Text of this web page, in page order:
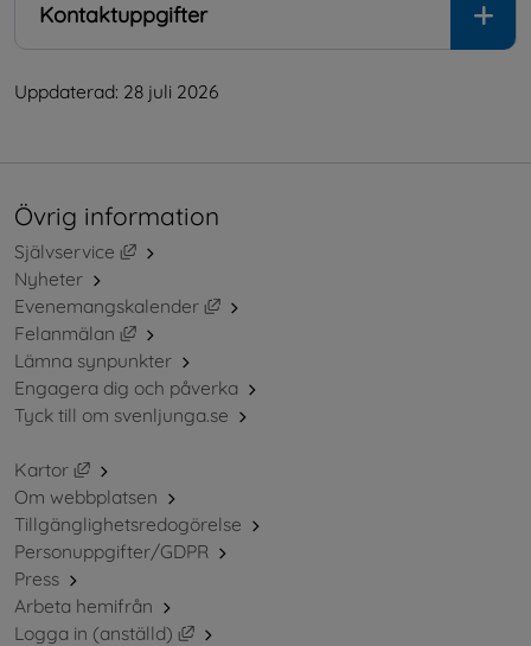
Kontaktuppgifter
Uppdaterad: 28 juli 2026
Övrig information
Självservice
Länk till annan webbplats, öppnas i nytt fönster.
Nyheter
Evenemangskalender
Länk till annan webbplats, öppnas i
Felanmälan
Länk till annan webbplats, öppnas i nytt fönster.
Lämna synpunkter
Engagera dig och påverka
Tyck till om svenljunga.se
Kartor
Länk till annan webbplats, öppnas i nytt fönster.
Om webbplatsen
Tillgänglighetsredogörelse
Personuppgifter/GDPR
Press
Arbeta hemifrån
Logga in (anställd)
Länk till annan webbplats, öppnas i nytt